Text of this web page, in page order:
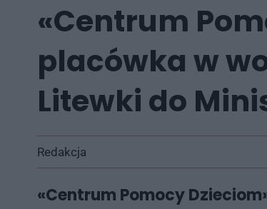
«Centrum
placówka w
Litewki do
Redakcja
«Centrum Pomocy